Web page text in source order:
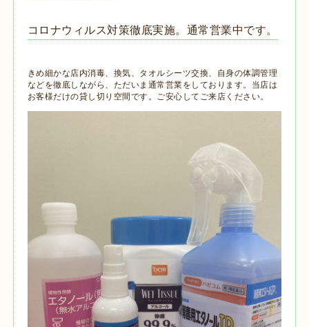
コロナウィルス対策徹底実施。通常営業中です。
きめ細かな店内消毒、換気、タオルシーツ交換、自身の体調管理
などを徹底しながら、ただいま通常営業をしております。当店は
お客様だけの貸し切り空間です。ご安心してご来店ください。